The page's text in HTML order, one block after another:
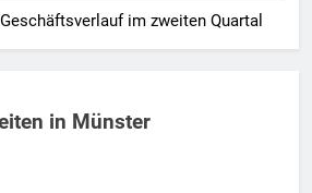
im zweiten Quartal
in Münster